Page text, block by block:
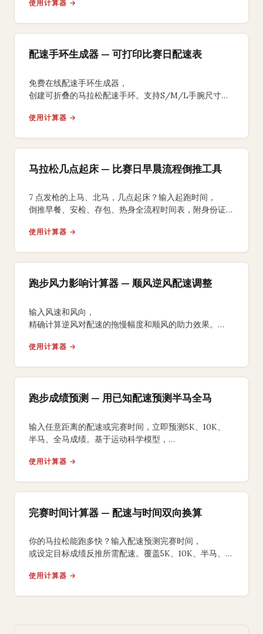
使用计算器 →
配速手环生成器 — 可打印比赛日配速表
免费在线配速手环生成器，
创建可折叠的马拉松配速手环。支持S/M/L手腕尺寸、
A4打印裁剪折叠即可佩戴比赛。
使用计算器 →
马拉松几点起床 — 比赛日早晨流程倒推工具
7 点发枪的上马、北马，几点起床？输入起跑时间，
倒推早餐、安检、存包、热身全流程时间表，附身份证、
使用计算器 →
跑步风力影响计算器 — 顺风逆风配速调整
输入风速和风向，
精确计算逆风对配速的拖慢幅度和顺风的助力效果。
使用计算器 →
跑步成绩预测 — 用已知配速预测半马全马
输入任意距离的配速或完赛时间，立即预测5K、10K、
半马、全马成绩。基于运动科学模型，
使用计算器 →
完赛时间计算器 — 配速与时间双向换算
你的马拉松能跑多快？输入配速预测完赛时间，
或设定目标成绩反推所需配速。覆盖5K、10K、半马、
使用计算器 →